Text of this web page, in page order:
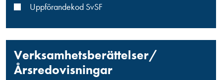
Uppförandekod SvSF
Verksamhetsberättelser/
Årsredovisningar